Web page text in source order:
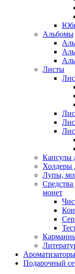
Альбомы
Листы
Капсулы
Холдеры
Лупы,
монет
Ароматизаторы
Подарочный